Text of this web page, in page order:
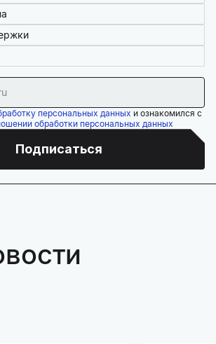
персональных данных и ознакомился с
обработки персональных данных
Подписаться